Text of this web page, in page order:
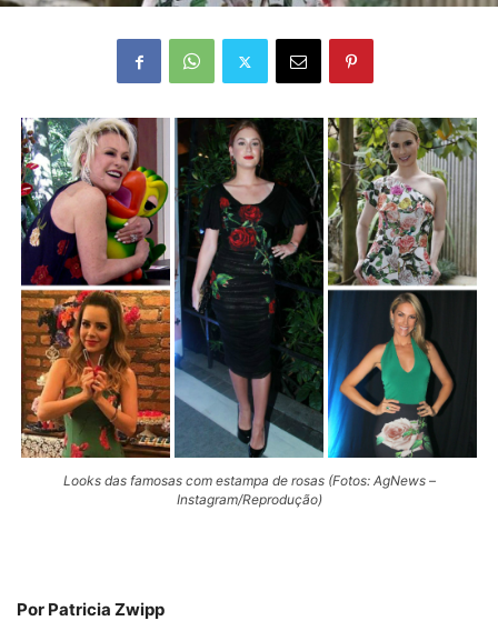
Looks das famosas com estampa de rosas (Fotos: AgNews –
Instagram/Reprodução)
Por Patricia Zwipp